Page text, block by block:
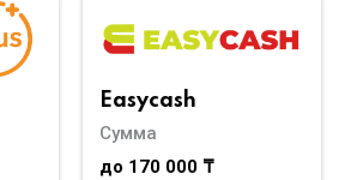
Easycash
Сумма
до 170 000 ₸